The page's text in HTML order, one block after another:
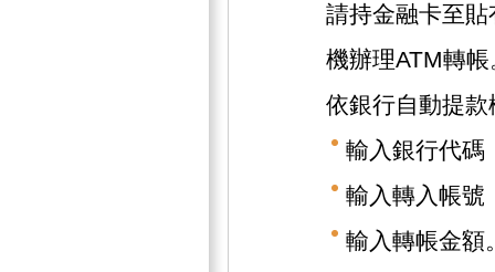
請持金融卡至
機辦理ATM轉帳
依銀行自動提
輸入銀行代碼
輸入轉入帳號
輸入轉帳金額